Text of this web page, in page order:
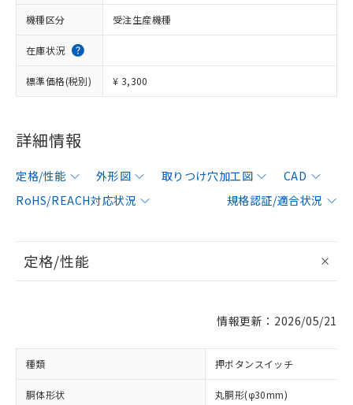
機種区分 受注生産機種
在庫状況
標準価格(税別) ¥ 3,300
詳細情報
定格/性能 外形図 取りつけ穴加工図
CAD
RoHS/REACH対応状況
規格認証/適合状況
定格/性能
情報更新：2026/05/21
種類 押ボタンスイッチ
胴体形状 丸胴形(φ30mm)